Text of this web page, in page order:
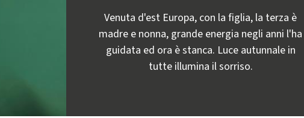
Venuta d'est Europa, con la figlia, la terza è
madre e nonna, grande energia negli anni l'ha
guidata ed ora è stanca. Luce autunnale in
tutte illumina il sorriso.